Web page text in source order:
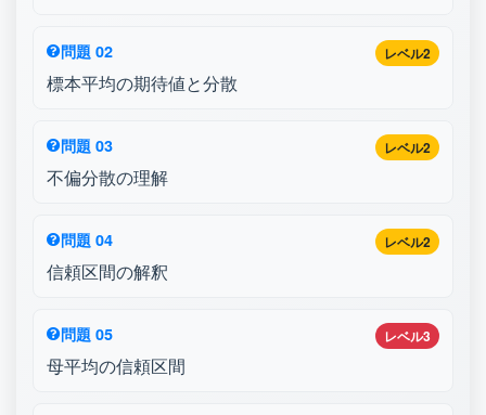
レベル2
問題 02
標本平均の期待値と分散
レベル2
問題 03
不偏分散の理解
レベル2
問題 04
信頼区間の解釈
レベル3
問題 05
母平均の信頼区間